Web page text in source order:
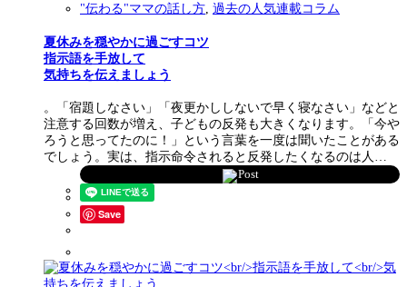
"伝わる"ママの話し方 過去の人気連載コラム
夏休みを穏やかに過ごすコツ
指示語を手放して
気持ちを伝えましょう
。「宿題しなさい」「夜更かししないで早く寝なさい」などと
注意する回数が増え、子どもの反発も大きくなります。「今や
ろうと思ってたのに！」という言葉を一度は聞いたことがある
でしょう。実は、指示命令されると反発したくなるのは人…
Post
Save